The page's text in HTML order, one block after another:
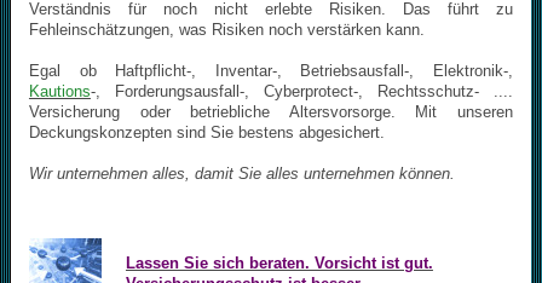
Verständnis für noch nicht erlebte Risiken. Das führt zu
Fehleinschätzungen, was Risiken noch verstärken kann.
Egal ob Haftpflicht-, Inventar-, Betriebsausfall-, Elektronik-,
Kautions-, Forderungsausfall-, Cyberprotect-, Rechtsschutz- ....
Versicherung oder betriebliche Altersvorsorge. Mit unseren
Deckungskonzepten sind Sie bestens abgesichert.
Wir unternehmen alles, damit Sie alles unternehmen können.
Lassen Sie sich beraten. Vorsicht ist gut.